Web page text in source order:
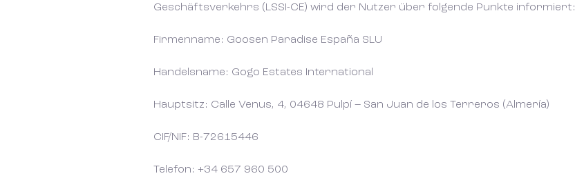
Geschäftsverkehrs (LSSI-CE) wird der Nutzer über folgende Punkte informiert:
Firmenname: Goosen Paradise España SLU
Handelsname: Gogo Estates International
Hauptsitz: Calle Venus, 4, 04648 Pulpí – San Juan de los Terreros (Almería)
CIF/NIF: B-72615446
Telefon: +34 657 960 500